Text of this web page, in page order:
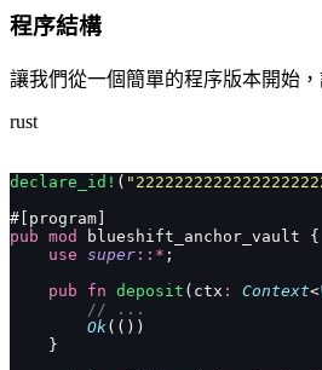
程序結構
讓我們從一個簡單的程序版本開始
rust
declare_id! (
#[program]
pub mod
blueshift_anchor_vault {
    use
super ::* ;
    pub
fn deposit (ctx : Context<
        // ...
        Ok
(())
    }